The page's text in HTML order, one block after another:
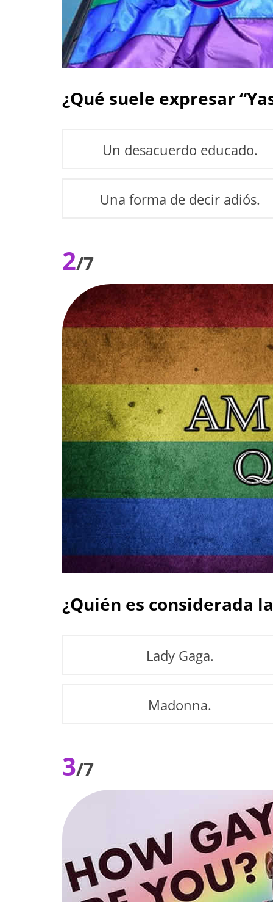
¿Qué suele expresar
Un desacuerdo educado.
Una forma de decir adiós.
2/7
¿Quién es considerada
Lady Gaga.
Madonna.
3/7